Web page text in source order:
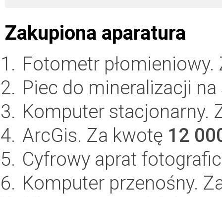
Zakupiona aparatura
Fotometr
Piec do mineralizacji
Komputer stacjonarny.
ArcGis. Za kwotę 12
Cyfrowy aprat
Komputer przenośny.